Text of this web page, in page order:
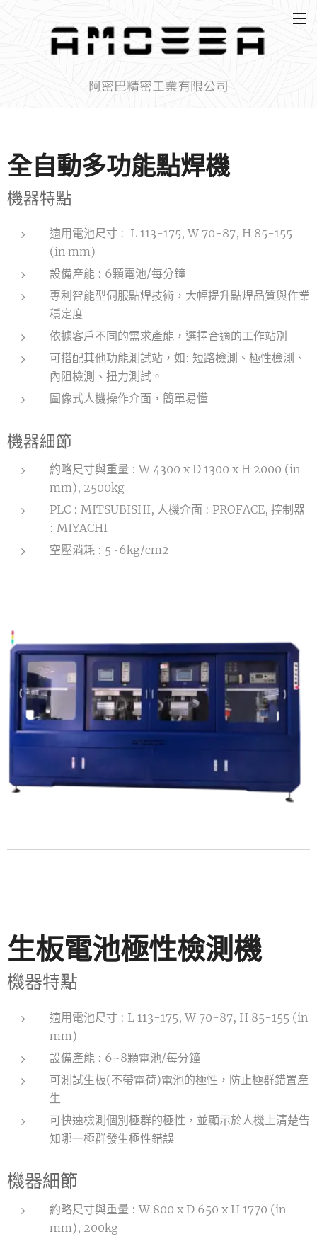
阿密巴精密工業有限公司
全自動多功能點焊機
機器特點
適用電池尺寸 : L 113-175, W 70-87, H 85-155
(in mm)
設備產能 : 6顆電池/每分鐘
專利智能型伺服點焊技術，大幅提升點焊品質與作業
穩定度
依據客戶不同的需求產能，選擇合適的工作站別
可搭配其他功能測試站，如: 短路檢測、極性檢測、
內阻檢測、扭力測試。
圖像式人機操作介面，簡單易懂
機器細節
約略尺寸與重量 : W 4300 x D 1300 x H 2000 (in
mm), 2500kg
PLC : MITSUBISHI, 人機介面 : PROFACE, 控制器
: MIYACHI
空壓消耗 : 5~6kg/cm2
生板電池極性檢測機
機器特點
適用電池尺寸 : L 113-175, W 70-87, H 85-155 (in
mm)
設備產能 : 6~8顆電池/每分鐘
可測試生板(不帶電荷)電池的極性，防止極群錯置產
生
可快速檢測個別極群的極性，並顯示於人機上清楚告
知哪一極群發生極性錯誤
機器細節
約略尺寸與重量 : W 800 x D 650 x H 1770 (in
mm), 200kg